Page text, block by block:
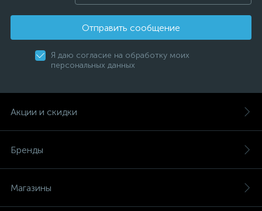
Отправить сообщение
Я даю согласие на обработку моих
персональных данных
Акции и скидки
Бренды
Магазины